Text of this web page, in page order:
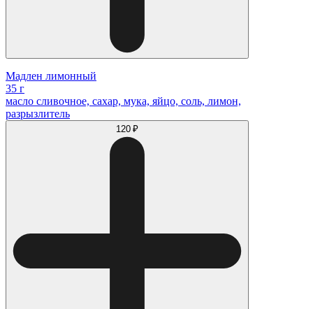
Мадлен лимонный
35 г
масло сливочное, сахар, мука, яйцо, соль, лимон,
разрызлитель
120 ₽